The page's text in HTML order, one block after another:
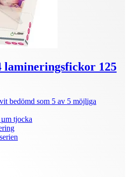
lamineringsfickor 125
bedömd som 5 av 5 möjliga
tjocka